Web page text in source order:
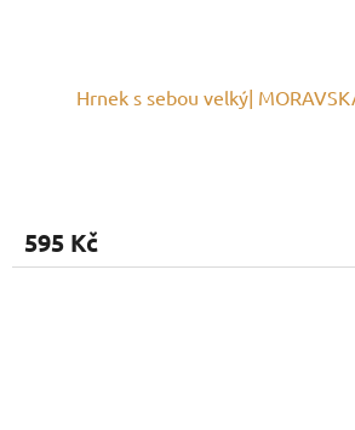
Hrnek s sebou velký|
595 Kč